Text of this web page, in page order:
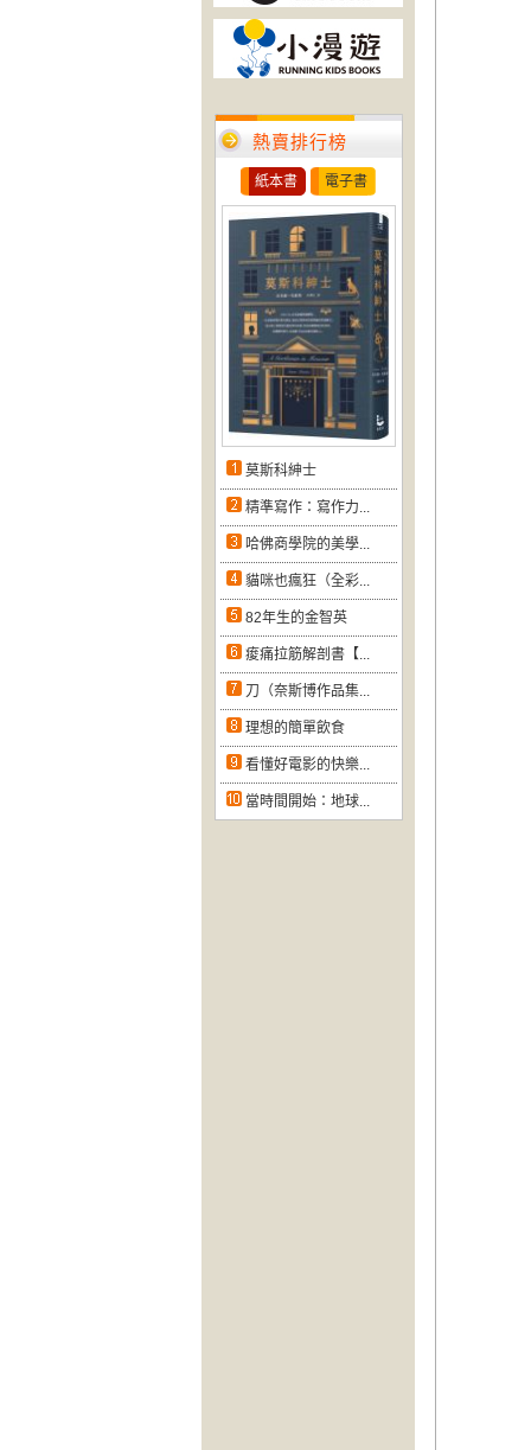
熱賣排行榜
紙本書 電子書
莫斯科紳士
精準寫作：寫作力...
哈佛商學院的美學...
貓咪也瘋狂（全彩...
82年生的金智英
痠痛拉筋解剖書【...
刀（奈斯博作品集...
理想的簡單飲食
看懂好電影的快樂...
當時間開始：地球...